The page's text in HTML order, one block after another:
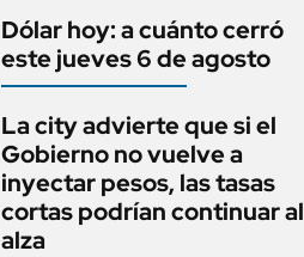
Dólar hoy: a cuánto cerró
este jueves 6 de agosto
La city advierte que si el
Gobierno no vuelve a
inyectar pesos, las tasas
cortas podrían continuar al
alza